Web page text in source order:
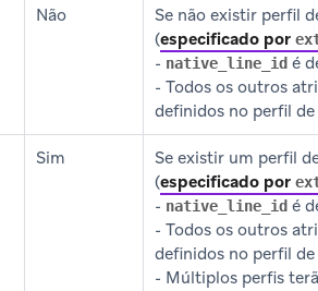
Não
Se não existir perfil
(especificado por
- native_line_id é
- Todos os outros
definidos no perfil
Sim
Se existir um perfil
(especificado por
- native_line_id é
- Todos os outros
definidos no perfil
- Múltiplos perfis